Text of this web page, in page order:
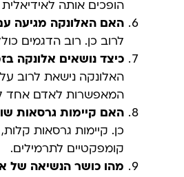
הופכים אותה
האם האלונקה מגיעה
לרוב כן. רוב הדגמים
כיצד נושאים אלונקה
האלונקה נישאת לרוב על
המאפשרות לאדם אחד
האם קיימות גרסאות
כן. קיימות גרסאות
קומפקטיים לתרמילים.
מהו כושר הנשיאה של